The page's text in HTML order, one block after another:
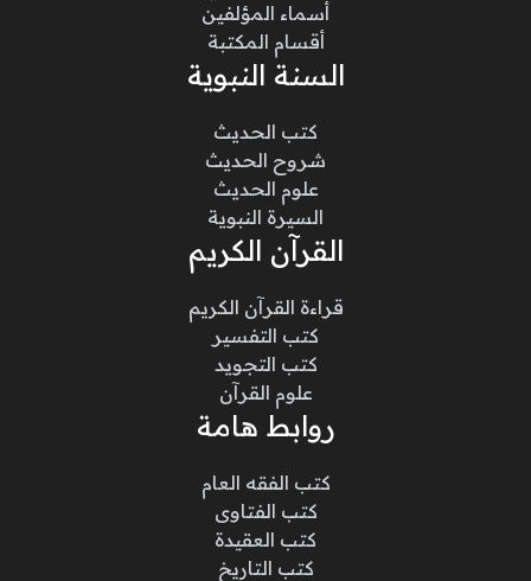
أسماء المؤلفين
أقسام المكتبة
السنة النبوية
كتب الحديث
شروح الحديث
علوم الحديث
السيرة النبوية
القرآن الكريم
قراءة القرآن الكريم
كتب التفسير
كتب التجويد
علوم القرآن
روابط هامة
كتب الفقه العام
كتب الفتاوى
كتب العقيدة
كتب التاريخ